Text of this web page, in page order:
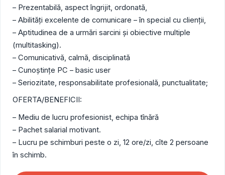
– Prezentabilă, aspect îngrijit, ordonată,
– Abilităţi excelente de comunicare – în special cu clienţii,
– Aptitudinea de a urmări sarcini şi obiective multiple
(multitasking).
– Comunicativă, calmă, disciplinată
– Cunoştinţe PC – basic user
– Seriozitate, responsabilitate profesională, punctualitate;
OFERTA/BENEFICII:
– Mediu de lucru profesionist, echipa tînără
– Pachet salarial motivant.
– Lucru pe schimburi peste o zi, 12 ore/zi, cîte 2 persoane
în schimb.